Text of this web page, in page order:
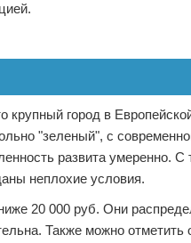
крупный город в
"зеленый", с
развита умеренно. С
неплохие условия.
20 000 руб. Они
Также можно